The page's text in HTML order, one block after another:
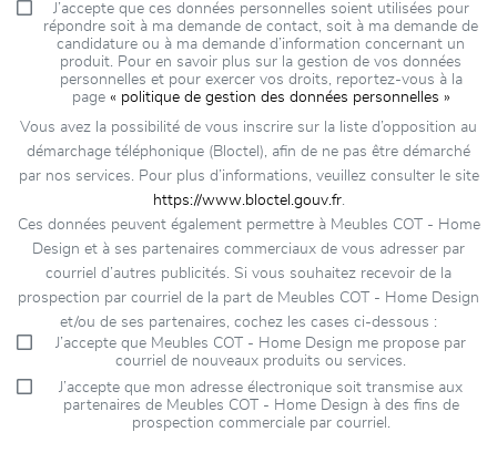
J’accepte que ces données personnelles soient utilisées pour
répondre soit à ma demande de contact, soit à ma demande de
candidature ou à ma demande d’information concernant un
produit. Pour en savoir plus sur la gestion de vos données
personnelles et pour exercer vos droits, reportez-vous à la
page « politique de gestion des données personnelles »
Vous avez la possibilité de vous inscrire sur la liste d’opposition au
démarchage téléphonique (Bloctel), afin de ne pas être démarché
par nos services. Pour plus d’informations, veuillez consulter le site
https://www.bloctel.gouv.fr.
Ces données peuvent également permettre à Meubles COT - Home
Design et à ses partenaires commerciaux de vous adresser par
courriel d’autres publicités. Si vous souhaitez recevoir de la
prospection par courriel de la part de Meubles COT - Home Design
et/ou de ses partenaires, cochez les cases ci-dessous :
J’accepte que Meubles COT - Home Design me propose par
courriel de nouveaux produits ou services.
J’accepte que mon adresse électronique soit transmise aux
partenaires de Meubles COT - Home Design à des fins de
prospection commerciale par courriel.